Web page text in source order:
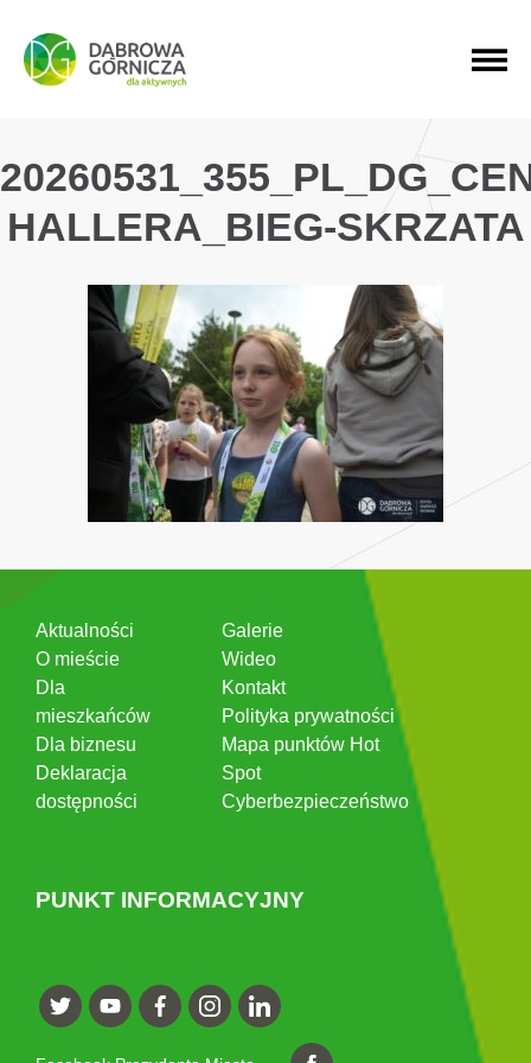
PRZEJDŹ DO MENU GŁÓWNEGO
PRZEJDŹ DO WYSZUKIWARKI
PRZEJDŹ DO TREŚCI
HALLERA_BIEG-SKRZATA
Aktualności
O mieście
Dla
mieszkańców
Dla biznesu
Deklaracja
dostępności
Galerie
Wideo
Kontakt
Polityka prywatności
Mapa punktów Hot
Spot
Cyberbezpieczeństwo
PUNKT INFORMACYJNY